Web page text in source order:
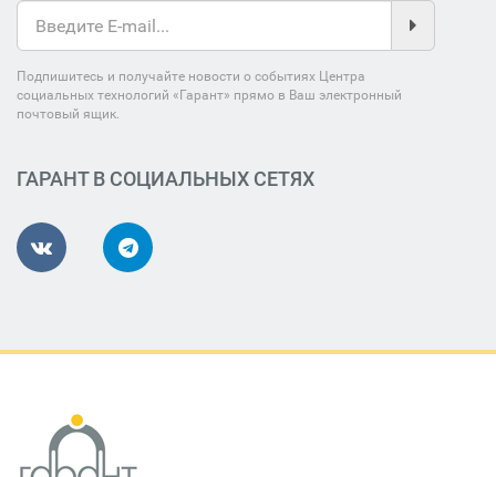
Подпишитесь и получайте новости о событиях Центра
социальных технологий «Гарант» прямо в Ваш электронный
почтовый ящик.
ГАРАНТ В СОЦИАЛЬНЫХ СЕТЯХ